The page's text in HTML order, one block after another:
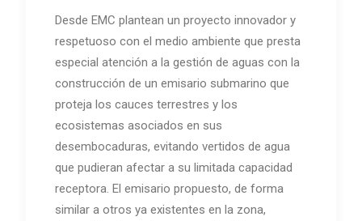
Desde EMC plantean un proyecto innovador y
respetuoso con el medio ambiente que presta
especial atención a la gestión de aguas con la
construcción de un emisario submarino que
proteja los cauces terrestres y los
ecosistemas asociados en sus
desembocaduras, evitando vertidos de agua
que pudieran afectar a su limitada capacidad
receptora. El emisario propuesto, de forma
similar a otros ya existentes en la zona,